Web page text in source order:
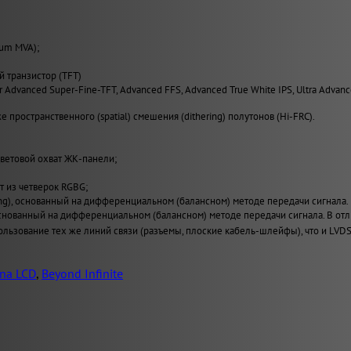
MVA);
(TFT)
Super-Fine-TFT, Advanced FFS, Advanced True White IPS, Ultra
пространственного (spatial) смешения (dithering) полутонов (Hi-FRC).
охват ЖК-панели;
четверок RGBG;
основанный на дифференциальном (балансном) методе передачи сигнала.
на дифференциальном (балансном) методе передачи сигнала. В
тех же линий связи (разъемы, плоские кабель-шлейфы), что и
LCD, Beyond Infinite